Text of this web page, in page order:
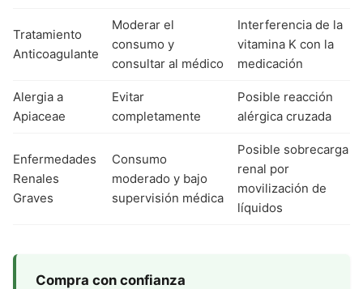
Tratamiento
Anticoagulante
Moderar el
consumo y
consultar al médico
Interferencia de la
vitamina K con la
medicación
Alergia a
Apiaceae
Evitar
completamente
Posible reacción
alérgica cruzada
Enfermedades
Renales
Graves
Consumo
moderado y bajo
supervisión médica
Posible sobrecarga
renal por
movilización de
líquidos
Compra con confianza